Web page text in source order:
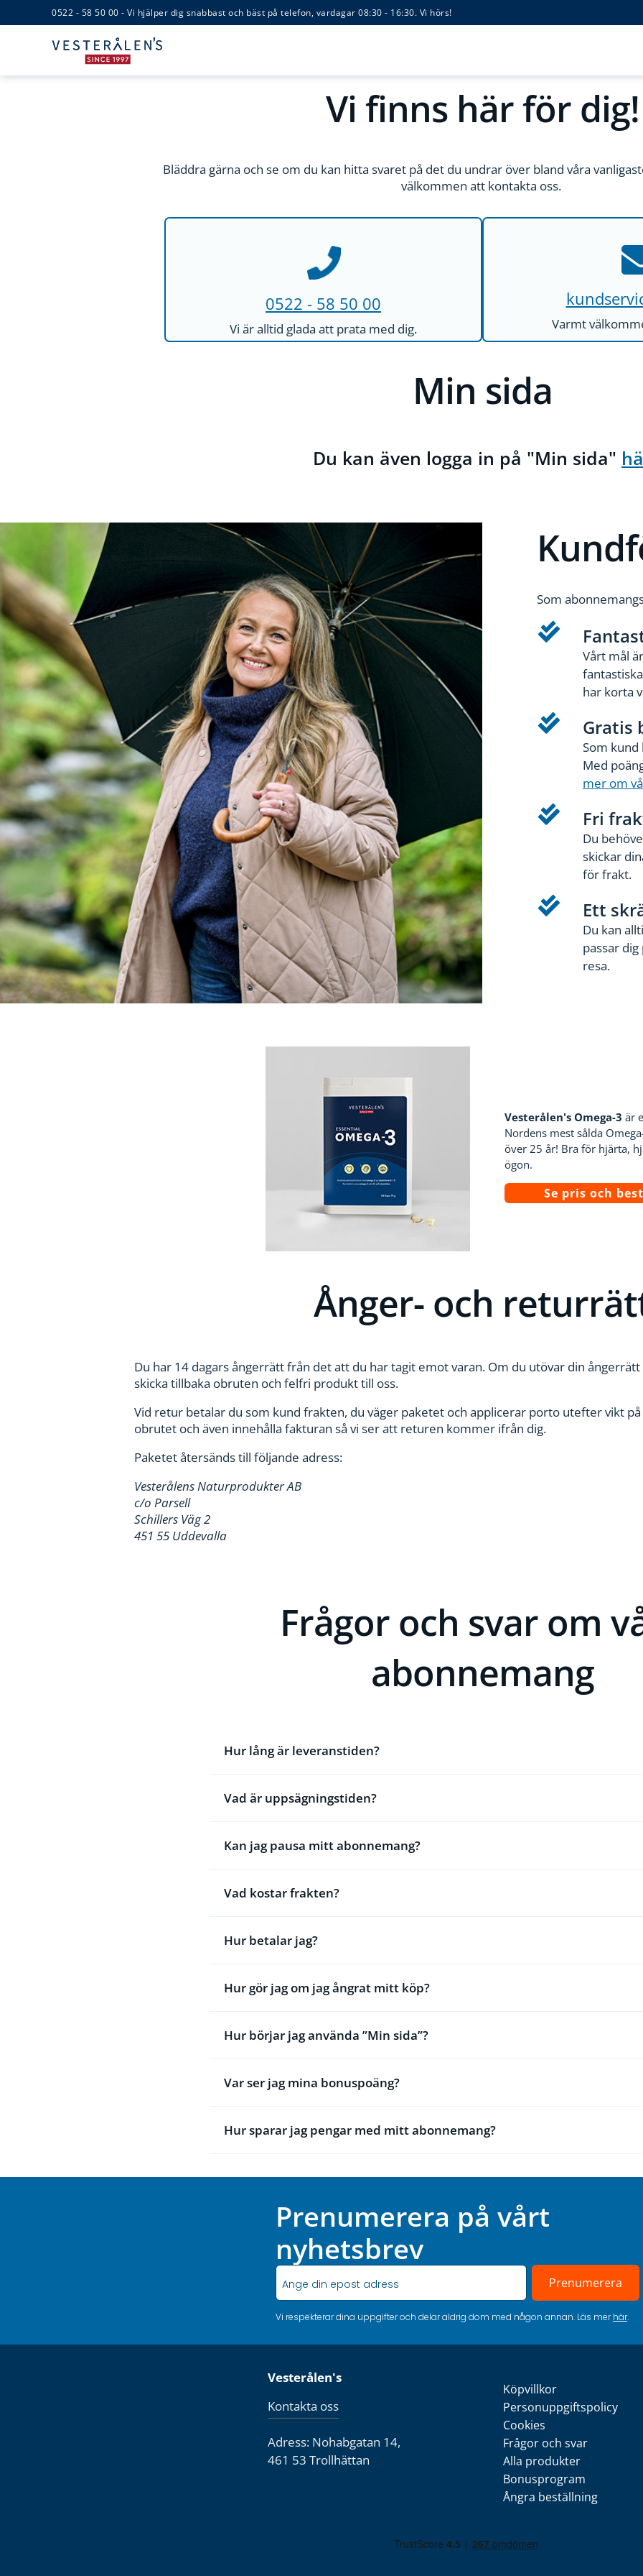
0522 - 58 50 00 - Vi hjälper dig snabbast och bäst på telefon, vardagar 08:30 - 16:30. Vi hörs!
Vi finns här för dig!
Bläddra gärna och se om du kan hitta svaret på det du undrar över bland våra
välkommen att kontakta oss.
0522 - 58 50 00
Vi är alltid glada att prata med dig. Varmt
Min sida
Du kan även logga in på "Min sida"
Som
Vårt mål
har korta
Gratis
Som kund
Med
mer om
Fri
Du
skickar
för frakt.
Ett
Du kan
passar
resa.
Vesterålen's Omega-3 är
Nordens mest sålda
över 25 år! Bra för hjärta,
ögon.
Se pris och
Ånger- och
Du har 14 dagars ångerrätt från det att du har tagit emot varan. Om du utövar din
skicka tillbaka obruten och felfri produkt till oss.
Vid retur betalar du som kund frakten, du väger paketet och applicerar porto utefter vikt
obrutet och även innehålla fakturan så vi ser att returen kommer ifrån dig.
Paketet återsänds till följande adress:
Vesterålens Naturprodukter AB
c/o Parsell
Schillers Väg 2
451 55 Uddevalla
Frågor och svar om
abonnemang
Hur lång är leveranstiden?
Vad är uppsägningstiden?
Kan jag pausa mitt abonnemang?
Vad kostar frakten?
Hur betalar jag?
Hur gör jag om jag ångrat mitt köp?
Hur börjar jag använda ”Min sida”?
Var ser jag mina bonuspoäng?
Hur sparar jag pengar med mitt abonnemang?
Prenumerera på vårt
nyhetsbrev
Prenumerera
Vi respekterar dina uppgifter och delar aldrig dom med någon annan. Läs merhär.
Vesterålen's
Kontakta oss
Adress: Nohabgatan 14,
461 53 Trollhättan
Köpvillkor
Personuppgiftspolicy
Cookies
Frågor och svar
Alla produkter
Bonusprogram
Ångra beställning